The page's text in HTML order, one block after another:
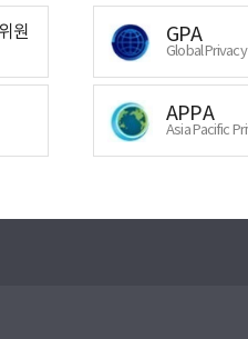
원
GPA
Global
APPA
Asia Pacific